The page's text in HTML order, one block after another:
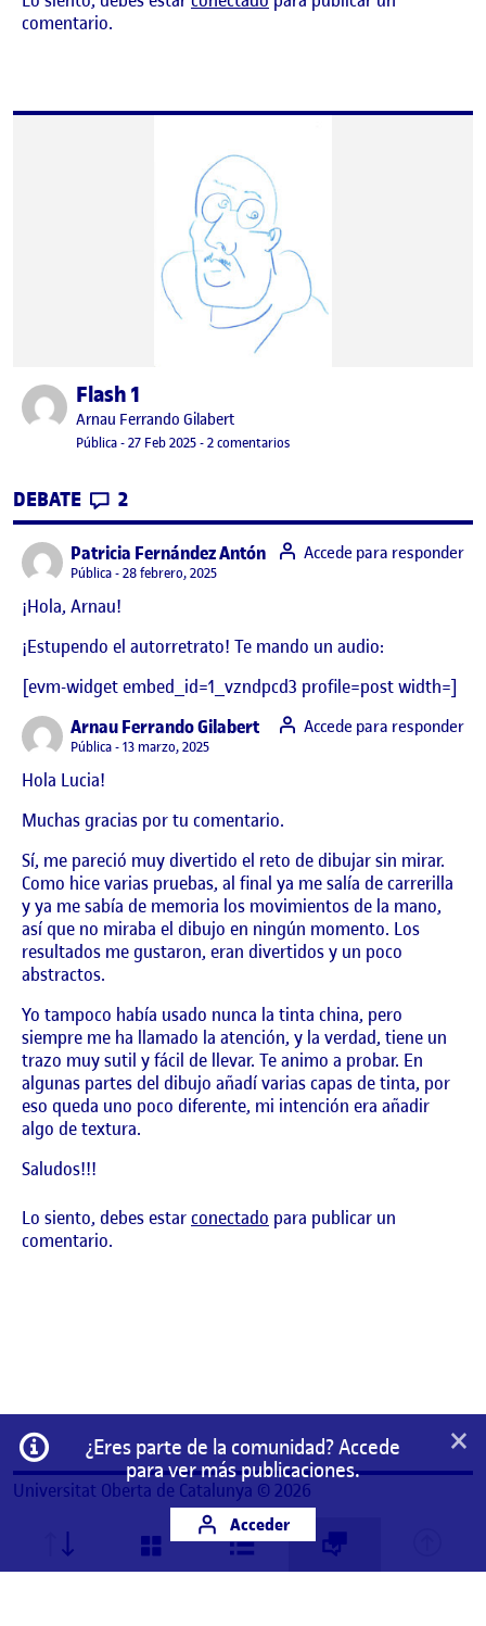
comentario.
Publicado por
Flash 1
Publicado por
Arnau Ferrando Gilabert
Visibilidad:
Pública-Fecha de publicación
27 Feb 202527 febrero, 2025 7:02 pm
-2 comentariosen Flash 1
DEBATE CONTRIBUTIONS
2EN FLASH 1
Patricia Fernández Antónsays:
Visibilidad:
Pública 28 febrero, 2025
¡Hola, Arnau!
¡Estupendo el autorretrato! Te mando un audio:
[evm-widget embed_id=1_vzndpcd3 profile=post width=]
Accede para responder
Arnau Ferrando Gilabertsays:
Visibilidad:
Pública 13 marzo, 2025
Hola Lucia!
Muchas gracias por tu comentario.
Sí, me pareció muy divertido el reto de dibujar sin mirar.
Como hice varias pruebas, al final ya me salía de carrerilla
y ya me sabía de memoria los movimientos de la mano,
así que no miraba el dibujo en ningún momento. Los
resultados me gustaron, eran divertidos y un poco
abstractos.
Yo tampoco había usado nunca la tinta china, pero
siempre me ha llamado la atención, y la verdad, tiene un
trazo muy sutil y fácil de llevar. Te animo a probar. En
algunas partes del dibujo añadí varias capas de tinta, por
eso queda uno poco diferente, mi intención era añadir
algo de textura.
Saludos!!!
Accede para responder
Lo siento, debes estarconectado para publicar un
comentario.
Información
¿Eres parte de la comunidad? Accede
para ver más publicaciones.
Acceder
×
Universitat Oberta de Catalunya © 2026